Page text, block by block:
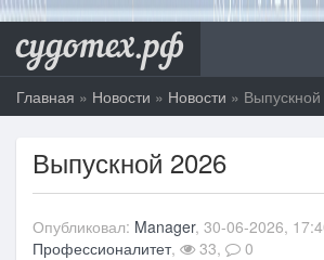
судотех.рф
Главная » Новости » Новости »
Выпускной 2026
Опубликовал: Manager, 30-06-2026,
Профессионалитет, 33, 0